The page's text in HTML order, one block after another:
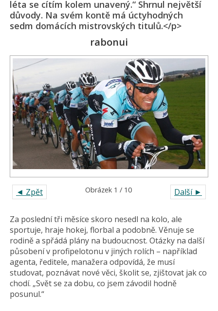
léta se cítím kolem unavený.“ Shrnul největší
důvody. Na svém kontě má úctyhodných
sedm domácích mistrovských titulů.</p>
rabonui
◄ Zpět Další ►
Obrázek 1 / 10
Za poslední tři měsíce skoro nesedl na kolo, ale
sportuje, hraje hokej, florbal a podobně. Věnuje se
rodině a spřádá plány na budoucnost. Otázky na další
působení v profipelotonu v jiných rolích – například
agenta, ředitele, manažera odpovídá, že musí
studovat, poznávat nové věci, školit se, zjištovat jak co
chodí. „Svět se za dobu, co jsem závodil hodně
posunul.“